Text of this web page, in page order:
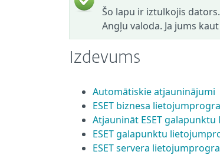
Šo lapu ir iztulkojis
Angļu valoda. Ja jums
Izdevums
Automātiskie atjauninājumi
ESET biznesa
Atjaunināt ESET
ESET galapunktu
ESET servera